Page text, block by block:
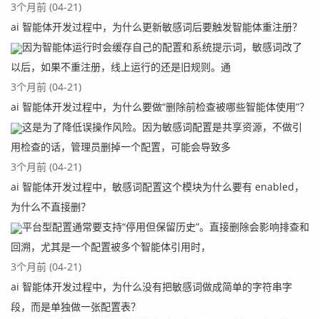
3个月前 (04-21)
ai 智能体开发过程中，为什么更新敏感词后要触发智能体重注册？
因为智能体运行时会缓存自己的配置和系统提示词，敏感词改了
以后，如果不重注册，线上运行的还是旧规则。通
3个月前 (04-21)
ai 智能体开发过程中，为什么要做“删除前检查被哪些智能体使用”？
这是为了降低误操作风险。因为敏感词配置是共享资源，不做引
用检查的话，管理员删掉一个配置，可能会导致多
3个月前 (04-21)
ai 智能体开发过程中，敏感词配置这个模块为什么要有 enabled，
为什么不直接删？
平台型配置通常要支持“停用但保留历史”。直接删除会影响排查和
回溯，尤其是一个配置被多个智能体引用时，
3个月前 (04-21)
ai 智能体开发过程中，为什么没有把敏感词做成简单的字符串字
段，而是单独做一张配置表？